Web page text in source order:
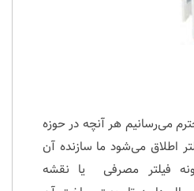
می‌رسانیم هر آنچه در حوزه
اطلاق می‌شود ما سازنده آن
فیلتر مصرفی یا نقشه